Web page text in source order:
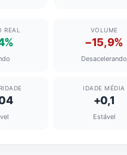
REAL VOLUME
−15,9%
Desacelerando
IDADE MÉDIA
+0,1
Estável